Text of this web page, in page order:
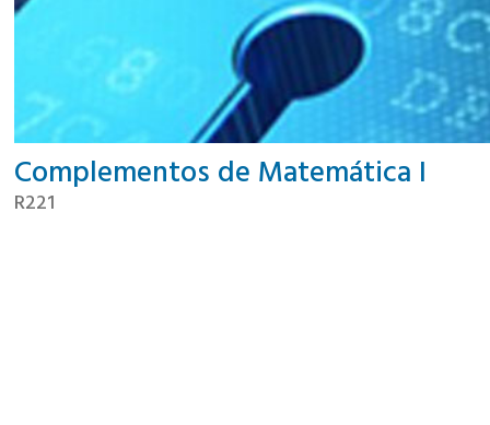
Complementos de Matemática I
R221